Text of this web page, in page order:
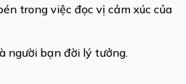
trong việc đọc vị cảm xúc của
người bạn đời lý tưởng.